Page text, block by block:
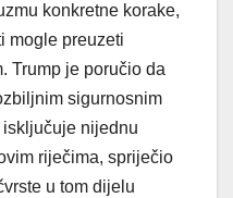
konkretne korake,
mogle preuzeti
Trump je poručio da
sigurnosnim
nijednu
riječima, spriječio
u tom dijelu